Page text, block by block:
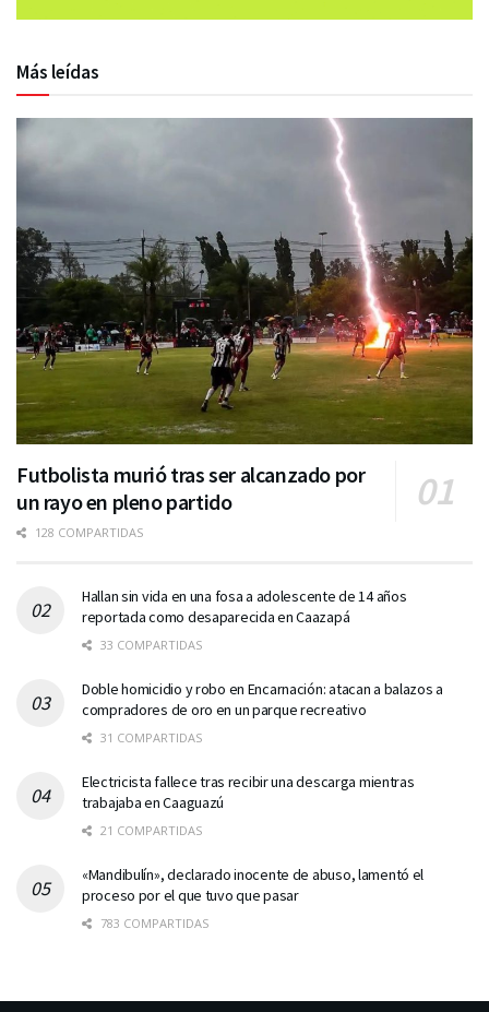
Más leídas
Futbolista murió tras ser alcanzado por
un rayo en pleno partido
128 COMPARTIDAS
Hallan sin vida en una fosa a adolescente de 14 años
reportada como desaparecida en Caazapá
33 COMPARTIDAS
Doble homicidio y robo en Encarnación: atacan a balazos a
compradores de oro en un parque recreativo
31 COMPARTIDAS
Electricista fallece tras recibir una descarga mientras
trabajaba en Caaguazú
21 COMPARTIDAS
«Mandibulín», declarado inocente de abuso, lamentó el
proceso por el que tuvo que pasar
783 COMPARTIDAS